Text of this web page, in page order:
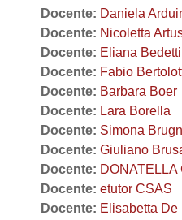
Docente: Daniela
Docente: Nicoletta
Docente: Eliana Bedetti
Docente: Fabio
Docente: Barbara Boer
Docente: Lara Borella
Docente: Simona
Docente: Giuliano
Docente: DONATELLA
Docente: etutor CSAS
Docente: Elisabetta De